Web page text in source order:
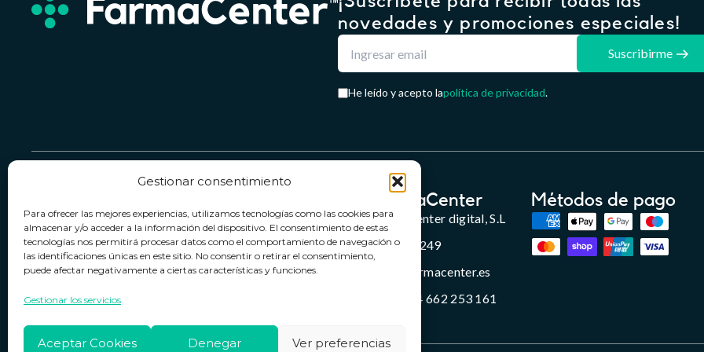
Gestionar consentimiento
Para ofrecer las mejores experiencias, utilizamos tecnologías como las cookies para
almacenar y/o acceder a la información del dispositivo. El consentimiento de estas
tecnologías nos permitirá procesar datos como el comportamiento de navegación o
las identificaciones únicas en este sitio. No consentir o retirar el consentimiento,
puede afectar negativamente a ciertas características y funciones.
Gestionar los servicios
Aceptar Cookies Denegar Ver preferencias
novedades y promociones especiales!
Suscribirme
He leído y acepto lapolítica de privacidad.
Contacto
Política de devoluciones
Horario de atención
Lun. a Vie.: 09:00h - 18:00h
Términos y condiciones
Política de privacidad
Política de cookies
FarmaCenter
Farmacenter digital, S.L
B24836249
info@farmacenter.es
Telf. +34 662 253 161
Métodos de pago